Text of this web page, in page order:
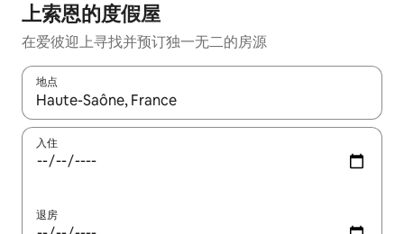
上索恩的度假屋
在爱彼迎上寻找并预订独一无二的房源
地点
如有搜索结果，请使用上下方向键查看，或通过点击或滑动手势
入住
退房